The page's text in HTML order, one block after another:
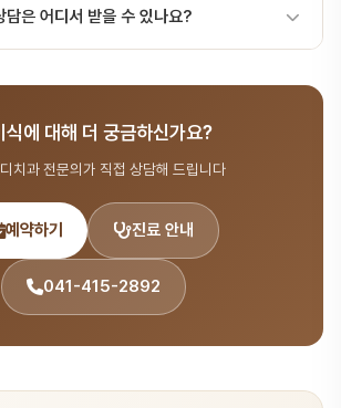
서는 CT, X-ray 등 정밀 검사를 통해 최적의
다.
담은 어디서 받을 수 있나요?
는 온라인 예약(bdbddc.com/reservation)
수 있습니다.
식에 대해 더 궁금하신가요?
치과 전문의가 직접 상담해 드립니다
예약하기 진료 안내
041-415-2892